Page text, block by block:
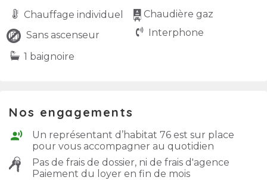
Chauffage individuel
Chaudière gaz
Sans ascenseur
Interphone
1 baignoire
Nos engagements
Un représentant d’habitat 76 est sur place
pour vous accompagner au quotidien
Pas de frais de dossier, ni de frais d'agence
Paiement du loyer en fin de mois